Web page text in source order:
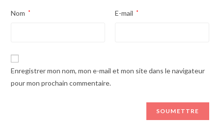
Nom * E-mail *
Enregistrer mon nom, mon e-mail et mon site dans le navigateur
pour mon prochain commentaire.